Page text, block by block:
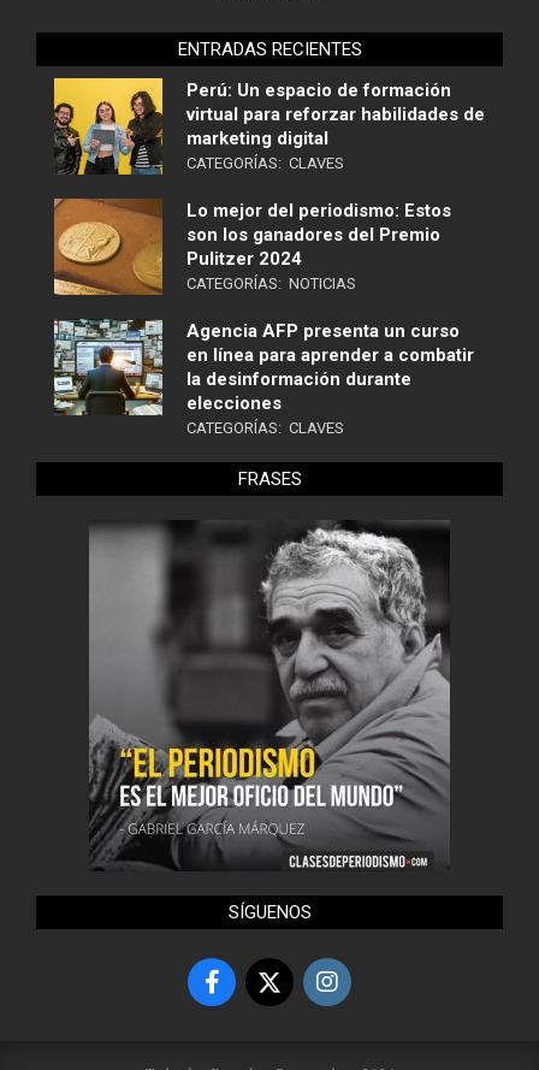
ENTRADAS RECIENTES
Perú: Un espacio de formación
virtual para reforzar habilidades de
marketing digital
CATEGORÍAS: CLAVES
Lo mejor del periodismo: Estos
son los ganadores del Premio
Pulitzer 2024
CATEGORÍAS: NOTICIAS
Agencia AFP presenta un curso
en línea para aprender a combatir
la desinformación durante
elecciones
CATEGORÍAS: CLAVES
FRASES
SÍGUENOS